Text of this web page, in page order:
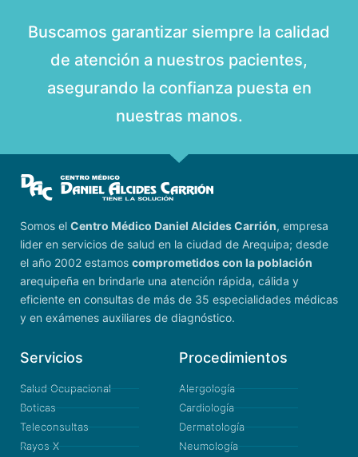
Buscamos garantizar siempre la calidad
de atención a nuestros pacientes,
asegurando la confianza puesta en
nuestras manos.
Somos el Centro Médico Daniel Alcides Carrión, empresa
lider en servicios de salud en la ciudad de Arequipa; desde
el año 2002 estamos comprometidos con la población
arequipeña en brindarle una atención rápida, cálida y
eficiente en consultas de más de 35 especialidades médicas
y en exámenes auxiliares de diagnóstico.
Servicios
Salud Ocupacional
Boticas
Teleconsultas
Rayos X
Procedimientos
Alergología
Cardiología
Dermatología
Neumología